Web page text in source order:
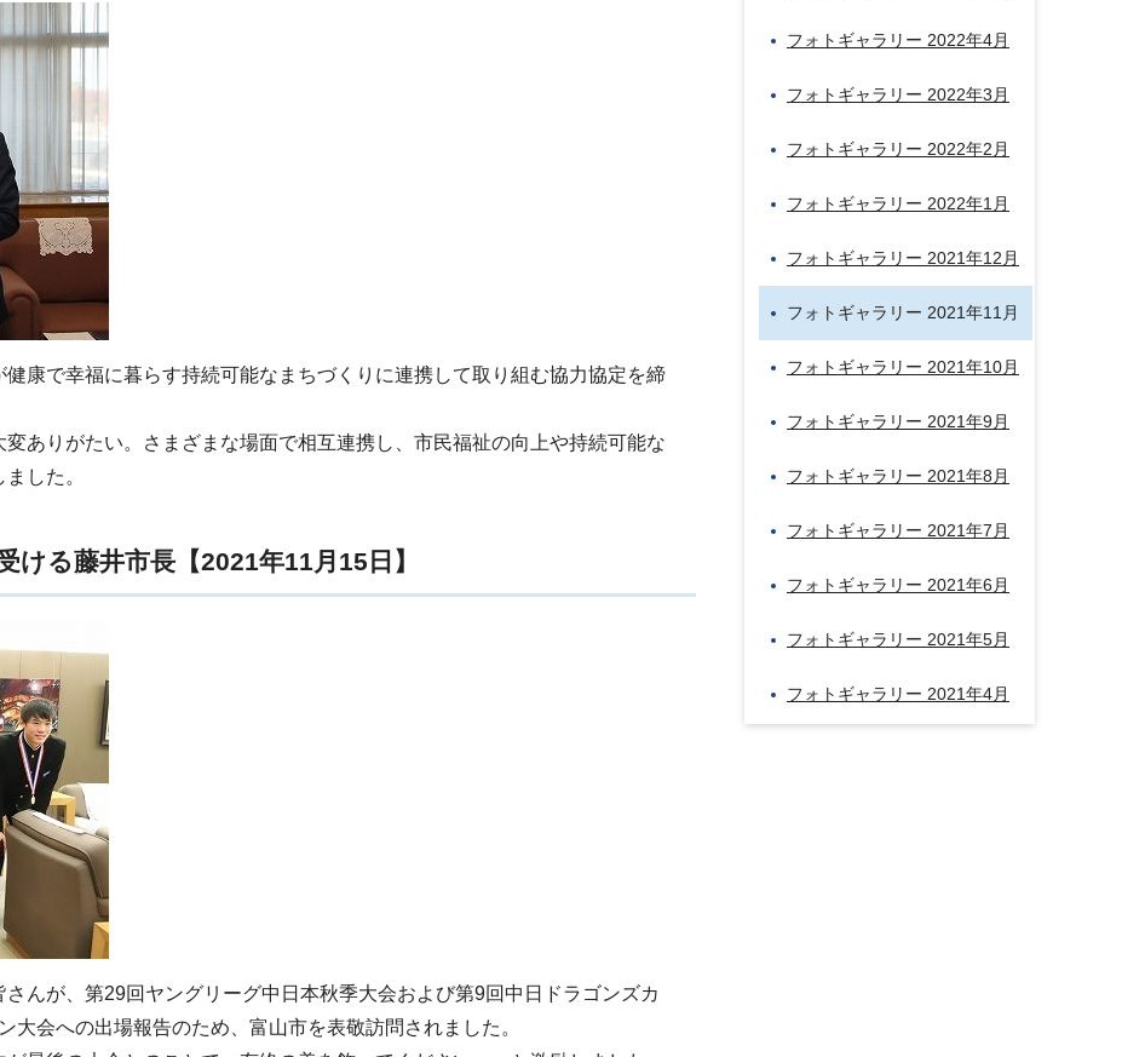
康で幸福に暮らす持続可能なまちづくりに連携して取り組む協力協定を締
ありがたい。さまざまな場面で相互連携し、市民福祉の向上や持続可能な
した。
る藤井市長【2021年11月15日】
んが、第29回ヤングリーグ中日本秋季大会および第9回中日ドラゴンズカ
会への出場報告のため、富山市を表敬訪問されました。
フォトギャラリー 2022年4月
フォトギャラリー 2022年3月
フォトギャラリー 2022年2月
フォトギャラリー 2022年1月
フォトギャラリー 2021年12月
フォトギャラリー 2021年11月
フォトギャラリー 2021年10月
フォトギャラリー 2021年9月
フォトギャラリー 2021年8月
フォトギャラリー 2021年7月
フォトギャラリー 2021年6月
フォトギャラリー 2021年5月
フォトギャラリー 2021年4月